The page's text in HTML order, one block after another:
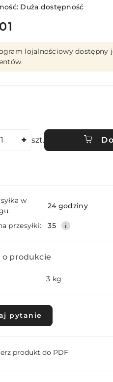
Duża dostępność
lojalnościowy dostępny
szt.
w
24 godziny
przesyłki: 35
o produkcie
3 kg
pytanie
produkt do PDF